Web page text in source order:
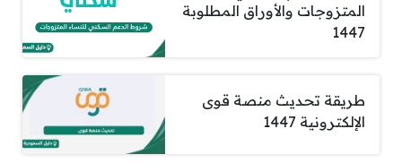
المتزوجات والأوراق المطلوبة
1447
طريقة تحديث منصة قوى
الإلكترونية 1447